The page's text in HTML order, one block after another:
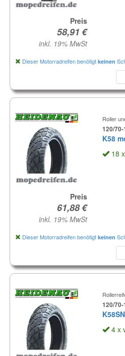
Preis
inkl. 19% MwSt
Dieser Motorradreifen benötigt keinen
Roller
120/70-
K58
18
Preis
inkl. 19% MwSt
Dieser Motorradreifen benötigt keinen
120/70-
4 x